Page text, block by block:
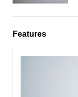
Features